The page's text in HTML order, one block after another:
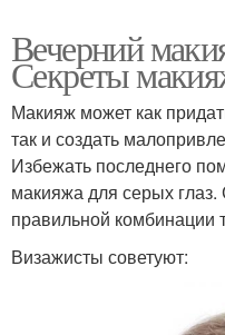
Вечерний
Секреты
Макияж может как
так и создать
Избежать последнего
макияжа для серых глаз.
правильной комбинации
Визажисты советуют: